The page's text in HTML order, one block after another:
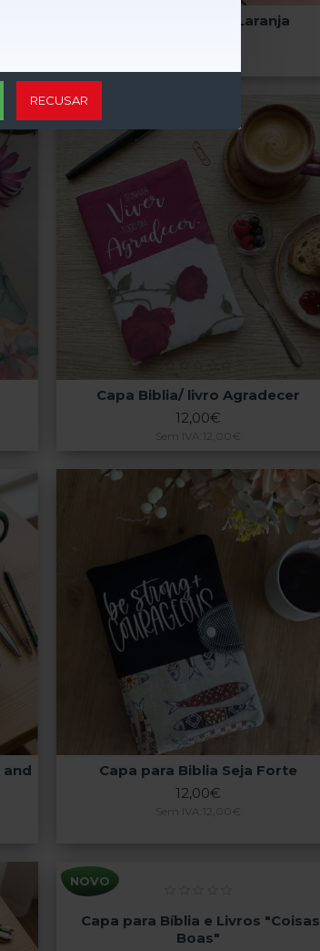
RECUSAR
Capa Bíblia Enjoy Laranja
Capa Biblia/ livro Agradecer
12,00€
Sem IVA:12,00€
and
Capa para Biblia Seja Forte
12,00€
Sem IVA:12,00€
NOVO
Capa para Bíblia e Livros "Coisas
Boas"